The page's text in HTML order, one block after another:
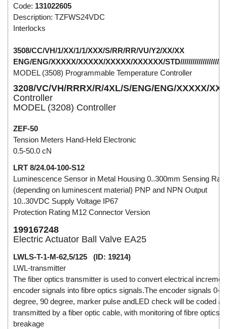
Code: 131022605
Description: TZFWS24VDC
Interlocks
3508/CC/VH/1/XX/1/1/XXX/S/RR/RR/VU/Y2/XX/XX
ENG/ENG/XXXXX/XXXXX/XXXXX/XXXXXX/STD/////////////////////
MODEL (3508) Programmable Temperature Controller
3208/VC/VH/RRRX/R/4XL/S/ENG/ENG/XXXXX/
Controller
MODEL (3208) Controller
ZEF-50
Tension Meters Hand-Held Electronic
0.5-50.0 cN
LRT 8/24.04-100-S12
Luminescence Sensor in Metal Housing 0..300mm Sensing
(depending on luminescent material) PNP and NPN Output
10..30VDC Supply Voltage IP67
Protection Rating M12 Connector Version
199167248
Electric Actuator Ball Valve EA25
LWLS-T-1-M-62,5/125 (ID: 19214)
LWL-transmitter
The fiber optics transmitter is used to convert electrical
encoder signals into fibre optics signals.The encoder signals 0-
degree, 90 degree, marker pulse andLED check will be coded
transmitted by a fiber optic cable, with monitoring of fibre optics
breakage